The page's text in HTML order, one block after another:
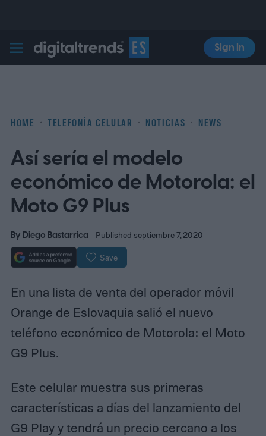
Digital Trends Español
Sign In
HOME TELEFONÍA CELULAR NOTICIAS NEWS
Así sería el modelo
económico de Motorola: el
Moto G9 Plus
By Diego Bastarrica Published septiembre 7, 2020
Save
En una lista de venta del operador móvil
Orange de Eslovaquia salió el nuevo
teléfono económico de Motorola: el Moto
G9 Plus.
Este celular muestra sus primeras
características a días del lanzamiento del
G9 Playy tendrá un precio cercano a los